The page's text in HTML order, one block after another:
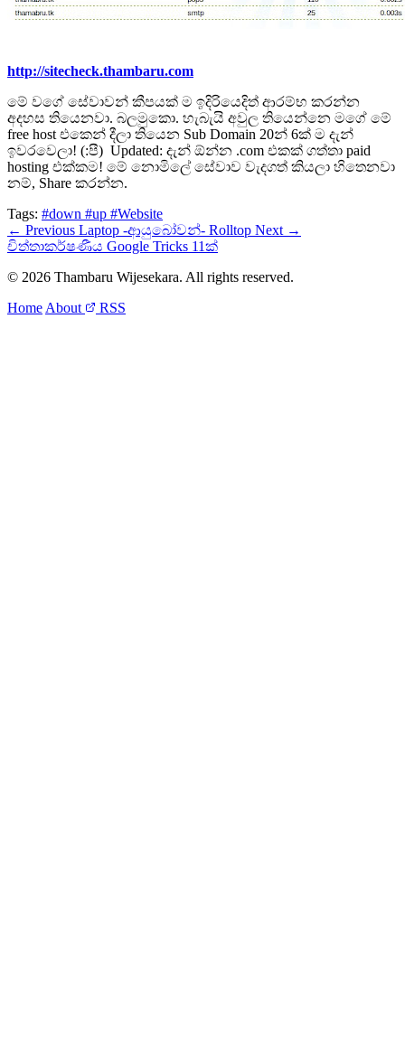
http://sitecheck.thambaru.com
මේ වගේ සේවාවන් කීපයක් ම ඉදිරියෙදිත් ආරම්භ කරන්න
අදහස තියෙනවා. බලමුකො. හැබැයි අවුල තියෙන්නෙ මගේ මේ
free host එකෙන් දීලා තියෙන Sub Domain 20න් 6ක් ම දැන්
ඉවරවෙලා! (:පී) Updated: දැන් ඕන්න .com එකක් ගත්තා paid
hosting එක්කම! මේ නොමිලේ සේවාව වැදගත් කියලා හිතෙනවා
නම්, Share කරන්න.
Tags: #down #up #Website
← Previous Laptop -ආයුබෝවන්- Rolltop Next →
චිත්‍තාකර්ෂණීය Google Tricks 11ක්
© 2026 Thambaru Wijesekara. All rights reserved.
Home About RSS